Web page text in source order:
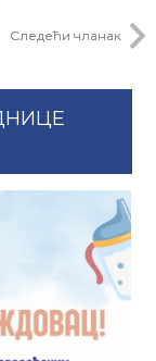
Следећи чланак